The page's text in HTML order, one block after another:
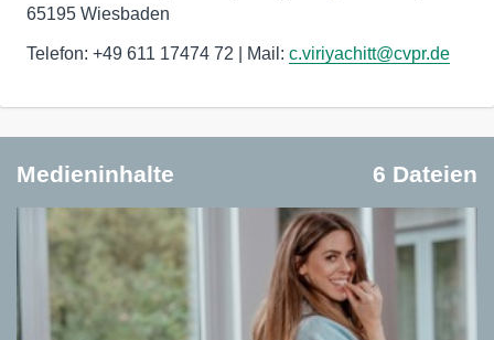
65195 Wiesbaden
Telefon: +49 611 17474 72 | Mail: c.viriyachitt@cvpr.de
Medieninhalte 6 Dateien